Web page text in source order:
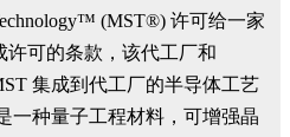
(MST®) 许可给一家
可的条款，该代工厂和
集成到代工厂的半导体工艺
一种量子工程材料，可增强晶